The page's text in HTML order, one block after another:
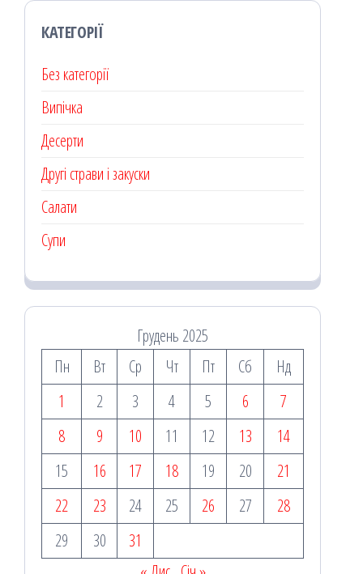
КАТЕГОРІЇ
Без категорії
Випічка
Десерти
Другі страви і закуски
Салати
Супи
Грудень 2025
Пн
Вт Ср Чт Пт Сб
Нд
1
2 3 4 5 6
7
8
9 10 11 12 13
14
15
16 17 18 19 20
21
22
23 24 25 26 27
28
29
30
31